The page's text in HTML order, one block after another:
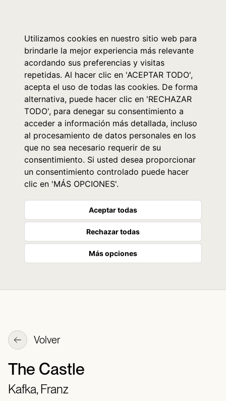
Utilizamos cookies en nuestro sitio web para
brindarle la mejor experiencia más relevante
acordando sus preferencias y visitas
repetidas. Al hacer clic en 'ACEPTAR TODO',
acepta el uso de todas las cookies. De forma
alternativa, puede hacer clic en 'RECHAZAR
TODO', para denegar su consentimiento a
acceder a información más detallada, incluso
al procesamiento de datos personales en los
que no sea necesario requerir de su
consentimiento. Si usted desea proporcionar
un consentimiento controlado puede hacer
clic en 'MÁS OPCIONES'.
Aceptar todas
Rechazar todas
Más opciones
Volver
The Castle
Kafka, Franz